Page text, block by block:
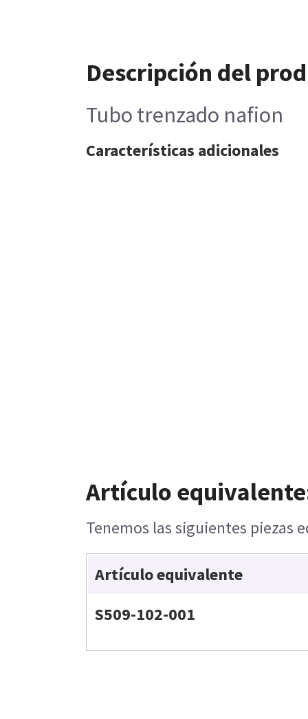
Descripción del
Tubo trenzado nafion
Características adicionales
Artículo
Tenemos las siguientes piezas
Artículo equivalente
S509-102-001